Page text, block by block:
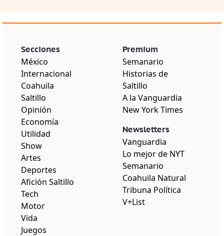
Secciones
México
Internacional
Coahuila
Saltillo
Opinión
Economía
Utilidad
Show
Artes
Deportes
Afición Saltillo
Tech
Motor
Vida
Juegos
Premium
Semanario
Historias de
Saltillo
A la Vanguardia
New York Times
Newsletters
Vanguardia
Lo mejor de NYT
Semanario
Coahuila Natural
Tribuna Política
V+List